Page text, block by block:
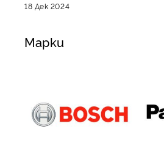
18 Дек 2024
Марки